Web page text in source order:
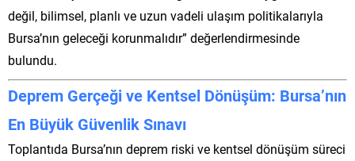
değil, bilimsel, planlı ve uzun vadeli ulaşım politikalarıyla
Bursa’nın geleceği korunmalıdır” değerlendirmesinde
bulundu.
Deprem Gerçeği ve Kentsel Dönüşüm: Bursa’nın
En Büyük Güvenlik Sınavı
Toplantıda Bursa’nın deprem riski ve kentsel dönüşüm süreci